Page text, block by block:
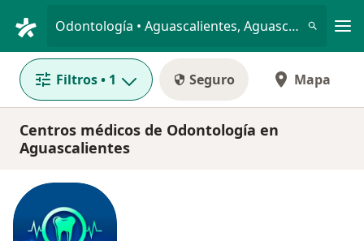
Odontología • Aguascalientes, Aguascalientes
Filtros• 1 Seguro Mapa
Centros médicos de Odontología en
Aguascalientes